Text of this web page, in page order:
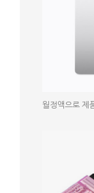
월정액으로 제